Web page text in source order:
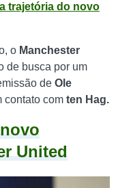
trajetória do novo
o Manchester
de busca por um
de Ole
contato com ten Hag.
United